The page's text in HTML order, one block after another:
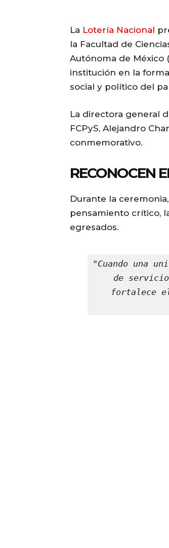
La Lotería Nacional
la Facultad de
Autónoma de México
institución en la
social y político del
La directora general
FCPyS, Alejandro
conmemorativo.
RECONOCEN
Durante la
pensamiento crítico,
egresados.
"Cuando una
de
fortalece